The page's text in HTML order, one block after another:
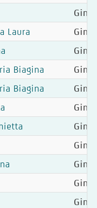
Laura
Biagina
Biagina